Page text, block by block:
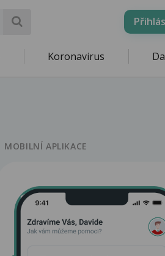
Koronavirus
MOBILNÍ APLIKACE